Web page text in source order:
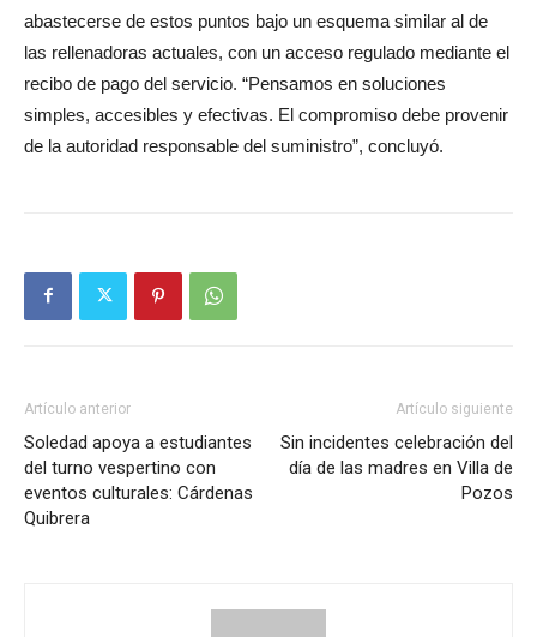
abastecerse de estos puntos bajo un esquema similar al de
las rellenadoras actuales, con un acceso regulado mediante el
recibo de pago del servicio. “Pensamos en soluciones
simples, accesibles y efectivas. El compromiso debe provenir
de la autoridad responsable del suministro”, concluyó.
Artículo anterior
Soledad apoya a estudiantes
del turno vespertino con
eventos culturales: Cárdenas
Quibrera
Artículo siguiente
Sin incidentes celebración del
día de las madres en Villa de
Pozos